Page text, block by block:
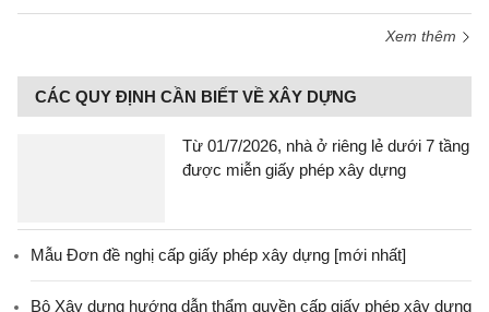
Xem thêm
CÁC QUY ĐỊNH CẦN BIẾT VỀ XÂY DỰNG
Từ 01/7/2026, nhà ở riêng lẻ dưới 7 tầng
được miễn giấy phép xây dựng
Mẫu Đơn đề nghị cấp giấy phép xây dựng [mới nhất]
Bộ Xây dựng hướng dẫn thẩm quyền cấp giấy phép xây dựng